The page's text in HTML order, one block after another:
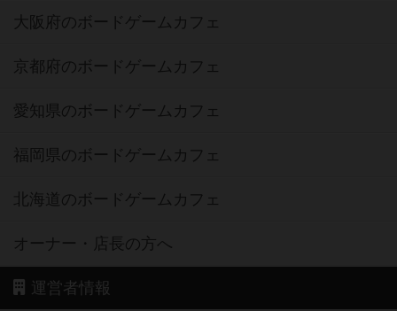
大阪府のボードゲームカフェ
京都府のボードゲームカフェ
愛知県のボードゲームカフェ
福岡県のボードゲームカフェ
北海道のボードゲームカフェ
オーナー・店長の方へ
運営者情報